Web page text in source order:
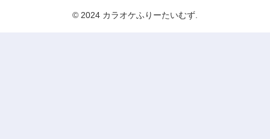
© 2024 カラオケふりーたいむず.